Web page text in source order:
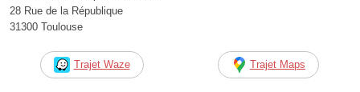
28 Rue de la République
31300 Toulouse
Trajet Waze Trajet Maps